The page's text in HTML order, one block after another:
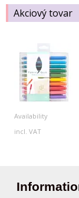
Akciový tovar
Availability
incl. VAT